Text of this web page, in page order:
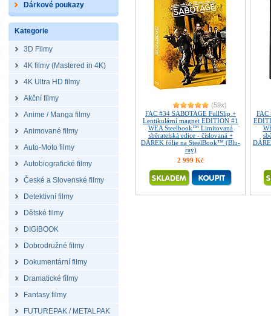
Dárkové poukazy
Kategorie
3D Filmy
4K filmy (Mastered in 4K)
4K Ultra HD filmy
Akční filmy
Anime / Manga filmy
Animované filmy
Auto-Moto filmy
Autobiografické filmy
České a Slovenské filmy
Detektivní filmy
Dětské filmy
DIGIBOOK
Dobrodružné filmy
Dokumentární filmy
Dramatické filmy
Fantasy filmy
FUTUREPAK / METALPAK
(59x)
FAC #34 SABOTAGE FullSlip +
Lentikulární magnet EDITION #1
WEA Steelbook™ Limitovaná
sběratelská edice - číslovaná +
DÁREK fólie na SteelBook™ (Blu-
ray)
2 999 Kč
FAC